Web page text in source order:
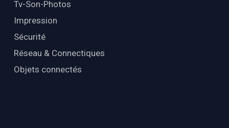
Tv-Son-Photos
Impression
Sécurité
Réseau & Connectiques
Objets connectés